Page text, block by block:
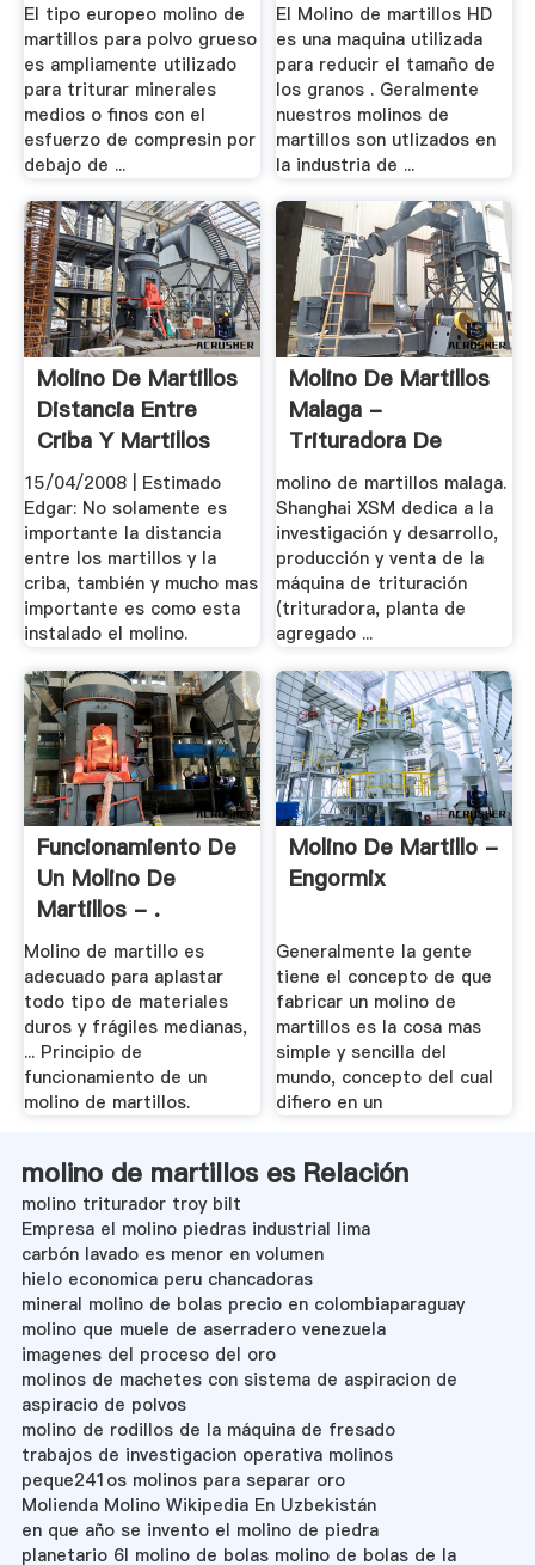
El tipo europeo molino de
martillos para polvo grueso
es ampliamente utilizado
para triturar minerales
medios o finos con el
esfuerzo de compresin por
debajo de ...
El Molino de martillos HD
es una maquina utilizada
para reducir el tamaño de
los granos . Geralmente
nuestros molinos de
martillos son utlizados en
la industria de ...
Molino De Martillos
Distancia Entre
Criba Y Martillos
15/04/2008 | Estimado
Edgar: No solamente es
importante la distancia
entre los martillos y la
criba, también y mucho mas
importante es como esta
instalado el molino.
Molino De Martillos
Malaga -
Trituradora De
Cono
molino de martillos malaga.
Shanghai XSM dedica a la
investigación y desarrollo,
producción y venta de la
máquina de trituración
(trituradora, planta de
agregado ...
Funcionamiento De
Un Molino De
Martillos - .
Molino de martillo es
adecuado para aplastar
todo tipo de materiales
duros y frágiles medianas,
... Principio de
funcionamiento de un
molino de martillos.
Molino De Martillo -
Engormix
Generalmente la gente
tiene el concepto de que
fabricar un molino de
martillos es la cosa mas
simple y sencilla del
mundo, concepto del cual
difiero en un
molino de martillos es Relación
molino triturador troy bilt
Empresa el molino piedras industrial lima
carbón lavado es menor en volumen
hielo economica peru chancadoras
mineral molino de bolas precio en colombiaparaguay
molino que muele de aserradero venezuela
imagenes del proceso del oro
molinos de machetes con sistema de aspiracion de
aspiracio de polvos
molino de rodillos de la máquina de fresado
trabajos de investigacion operativa molinos
peque241os molinos para separar oro
Molienda Molino Wikipedia En Uzbekistán
en que año se invento el molino de piedra
planetario 6l molino de bolas molino de bolas de la